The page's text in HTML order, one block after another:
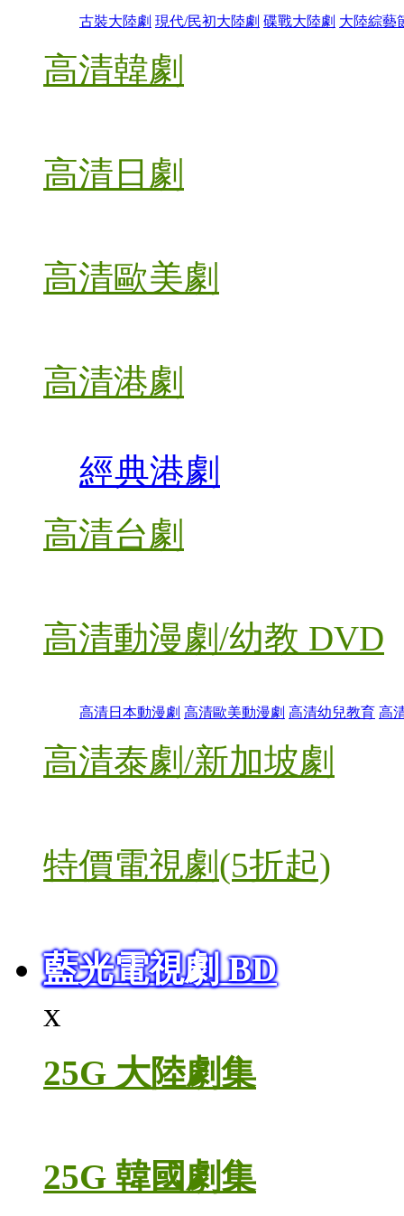
古裝大陸劇 現代/民初大陸劇 碟戰大陸劇 大陸綜藝
高清韓劇
高清日劇
高清歐美劇
高清港劇
經典港劇
高清台劇
高清動漫劇/幼教 DVD
高清日本動漫劇 高清歐美動漫劇 高清幼兒教育 高
高清泰劇/新加坡劇
特價電視劇(5折起)
藍光電視劇 BD
x
25G 大陸劇集
25G 韓國劇集